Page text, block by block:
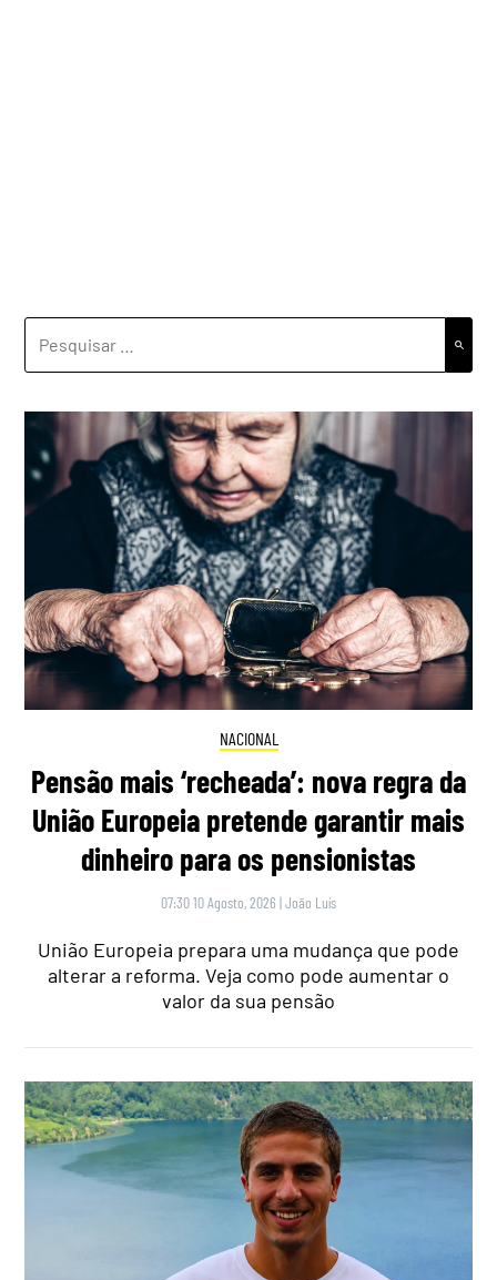
POR:
NACIONAL
Pensão mais ‘recheada’: nova regra da
União Europeia pretende garantir mais
dinheiro para os pensionistas
07:30 10 Agosto, 2026 |João Luís
União Europeia prepara uma mudança que pode
alterar a reforma. Veja como pode aumentar o
valor da sua pensão